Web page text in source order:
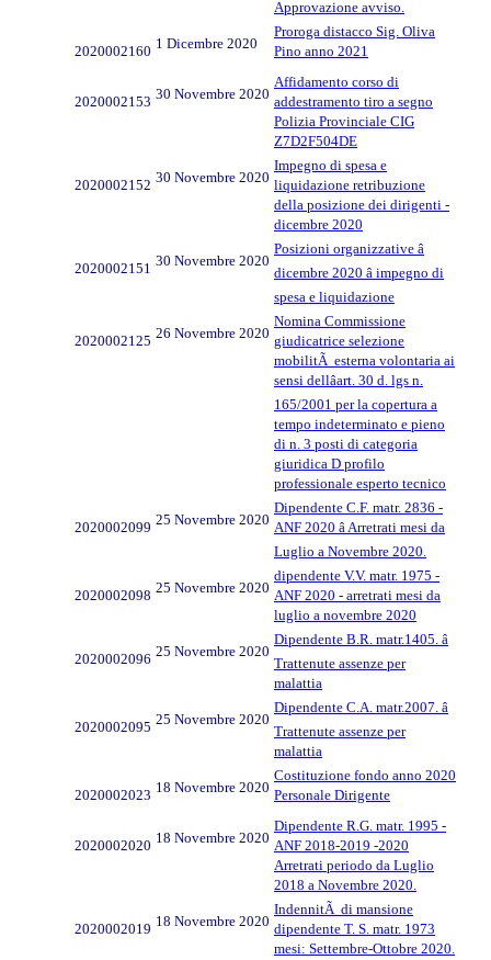
Approvazione avviso.
2020002160 1 Dicembre 2020
Proroga distacco Sig. Oliva
Pino anno 2021
2020002153 30 Novembre 2020
Affidamento corso di
addestramento tiro a segno
Polizia Provinciale CIG
Z7D2F504DE
2020002152 30 Novembre 2020
Impegno di spesa e
liquidazione retribuzione
della posizione dei dirigenti -
dicembre 2020
2020002151 30 Novembre 2020
Posizioni organizzative â
dicembre 2020 â impegno di
spesa e liquidazione
2020002125 26 Novembre 2020
Nomina Commissione
giudicatrice selezione
mobilitÃ esterna volontaria ai
sensi dellâart. 30 d. lgs n.
165/2001 per la copertura a
tempo indeterminato e pieno
di n. 3 posti di categoria
giuridica D profilo
professionale esperto tecnico
2020002099 25 Novembre 2020
Dipendente C.F. matr. 2836 -
ANF 2020 â Arretrati mesi da
Luglio a Novembre 2020.
2020002098 25 Novembre 2020
dipendente V.V. matr. 1975 -
ANF 2020 - arretrati mesi da
luglio a novembre 2020
2020002096 25 Novembre 2020
Dipendente B.R. matr.1405. â
Trattenute assenze per
malattia
2020002095 25 Novembre 2020
Dipendente C.A. matr.2007. â
Trattenute assenze per
malattia
2020002023 18 Novembre 2020
Costituzione fondo anno 2020
Personale Dirigente
2020002020 18 Novembre 2020
Dipendente R.G. matr. 1995 -
ANF 2018-2019 -2020
Arretrati periodo da Luglio
2018 a Novembre 2020.
2020002019 18 Novembre 2020
IndennitÃ di mansione
dipendente T. S. matr. 1973
mesi: Settembre-Ottobre 2020.